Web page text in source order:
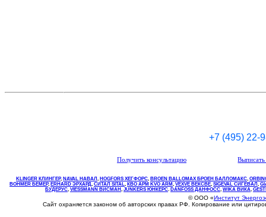
+7 (495) 22-
Получить консультацию
KLINGER КЛИНГЕР, NAVAL НАВАЛ , НOGFORS ХЕГФОРС, BROEN BALLOMAX БРОЕН БАЛЛОМАКС,
BOHMER БЕМЕР, ERHARD ЭРХАРД, СИТАЛ SITAL, КВО АРМ KVO ARM, VEXVE ВЕКСВЕ, SIGEVAL СИГЕВАЛ ,
БУДЕРУС, VIESSMANN ВИСМАН , JUNKERS ЮНКЕРС. DANFOSS ДАНФОСС, WIKA ВИКА,
© ООО «Институт
Сайт охраняется законом об авторских правах РФ. Копирование или